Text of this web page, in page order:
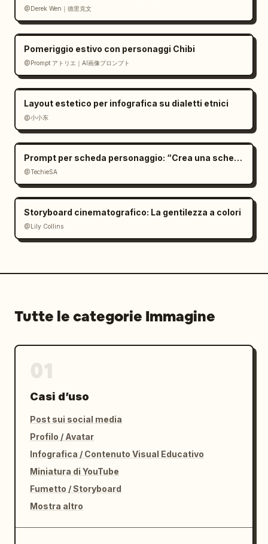
@Derek Wen｜德里克文
Pomeriggio estivo con personaggi Chibi
@Prompt アトリエ｜AI画像プロンプト
Layout estetico per infografica su dialetti etnici
@小小东
Prompt per scheda personaggio: “Crea una scheda
@TechieSA
Storyboard cinematografico: La gentilezza a colori
@Lily Collins
Tutte le categorie Immagine
Casi d’uso
Post sui social media
Profilo / Avatar
Infografica / Contenuto Visual Educativo
Miniatura di YouTube
Fumetto / Storyboard
Mostra altro